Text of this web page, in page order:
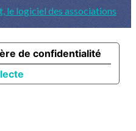
le logiciel des associations
de confidentialité